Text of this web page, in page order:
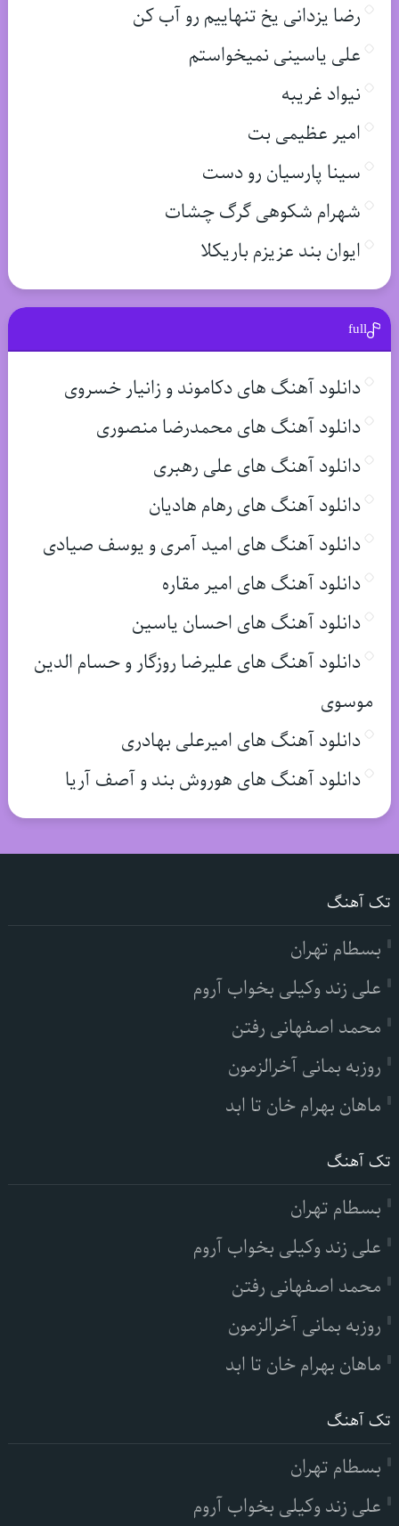
رضا یزدانی یخ تنهاییم رو آب کن
علی یاسینی نمیخواستم
نیواد غریبه
امیر عظیمی بت
سینا پارسیان رو دست
شهرام شکوهی گرگ چشات
ایوان بند عزیزم باریکلا
full
دانلود آهنگ های دکاموند و زانیار خسروی
دانلود آهنگ های محمدرضا منصوری
دانلود آهنگ های علی رهبری
دانلود آهنگ های رهام هادیان
دانلود آهنگ های امید آمری و یوسف صیادی
دانلود آهنگ های امیر مقاره
دانلود آهنگ های احسان یاسین
دانلود آهنگ های علیرضا روزگار و حسام الدین
موسوی
دانلود آهنگ های امیرعلی بهادری
دانلود آهنگ های هوروش بند و آصف آریا
تک آهنگ
بسطام تهران
علی زند وکیلی بخواب آروم
محمد اصفهانی رفتن
روزبه بمانی آخرالزمون
ماهان بهرام خان تا ابد
تک آهنگ
بسطام تهران
علی زند وکیلی بخواب آروم
محمد اصفهانی رفتن
روزبه بمانی آخرالزمون
ماهان بهرام خان تا ابد
تک آهنگ
بسطام تهران
علی زند وکیلی بخواب آروم